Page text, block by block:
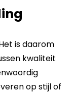
is daarom
kwaliteit
op stijl of